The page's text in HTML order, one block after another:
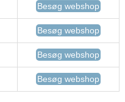
Besøg webshop
Besøg webshop
Besøg webshop
Besøg webshop